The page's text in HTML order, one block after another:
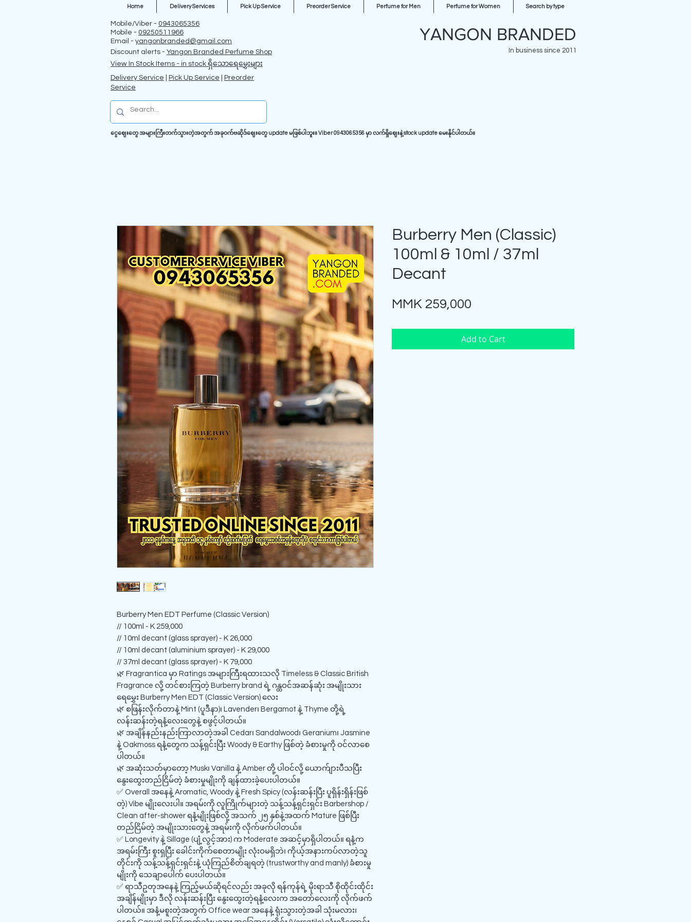
Home Delivery Services Pick Up Service Preorder Service Perfume for Men Perfume for Women Search by type
Mobile/Viber - 0943065356
Mobile - 09250511966
Email - yangonbranded@gmail.com
Discount alerts - Yangon Branded Perfume Shop
View In Stock Items - in stock ရှိသောရေမွှေးများ
Delivery Service
Pick Up Service
Preorder
Service
YANGON BRANDED
In business since 2011
ငွေဈေးတွေ အများကြီးတက်သွားတဲ့အတွက် အခုဝက်ဗဆိုဒ်ဈေးတွေ update မဖြစ်ပါဘူး။ Viber 0943065356 မှာ လက်ရှိဈေးနဲ့ stock update မေးနိုင်ပါတယ်။
Burberry Men EDT Perfume (Classic Version)
// 100ml - K 259,000
// 10ml decant (glass sprayer) - K 26,000
// 10ml decant (aluminium sprayer) - K 29,000
// 37ml decant (glass sprayer) - K 79,000
🌿 Fragrantica မှာ Ratings အများကြီးရထားသလို Timeless & Classic British
Fragrance လို့ တင်စားကြတဲ့ Burberry brand ရဲ့ ဂန္ထဝင်အဆန်ဆုံး အမျိုးသား
ရေမွှေး Burberry Men EDT (Classic Version) လေး
🌿 စဖြန်းလိုက်တာနဲ့ Mint (ပူဒီနာ)၊ Lavender၊ Bergamot နဲ့ Thyme တို့ရဲ့
လန်းဆန်းတဲ့ရနံ့လေးတွေနဲ့ စဖွင့်ပါတယ်။
🌿 အချိန်နည်းနည်းကြာလာတဲ့အခါ Cedar၊ Sandalwood၊ Geranium၊ Jasmine
နဲ့ Oakmoss ရနံ့တွေက သန့်ရှင်းပြီး Woody & Earthy ဖြစ်တဲ့ ခံစားမှုကို ဝင်လာစေ
ပါတယ်။
🌿 အဆုံးသတ်မှာတော့ Musk၊ Vanilla နဲ့ Amber တို့ ပါဝင်လို့ ယောက်ျားပီသပြီး
နွေးထွေးတည်ငြိမ်တဲ့ ခံစားမှုမျိုးကို ချန်ထားခဲ့ပေးပါတယ်။
✅ Overall အနေနဲ့ Aromatic, Woody နဲ့ Fresh Spicy (လန်းဆန်းပြီး ပူရှိန်းရှိန်းဖြစ်
တဲ့) Vibe မျိုးလေးပါ။ အရမ်းကို လူကြိုက်များတဲ့ သန့်သန့်ရှင်းရှင်း Barbershop /
Clean after-shower ရနံ့မျိုးဖြစ်လို့ အသက် ၂၅ နှစ်နဲ့အထက် Mature ဖြစ်ပြီး
တည်ငြိမ်တဲ့ အမျိုးသားတွေနဲ့ အရမ်းကို လိုက်ဖက်ပါတယ်။
✅ Longevity နဲ့ Sillage (ပျံ့လွင့်အား) က Moderate အဆင့်မှာရှိပါတယ်။ ရနံ့က
အရမ်းကြီး စူးရှပြီး ခေါင်းကိုက်စေတာမျိုး လုံးဝမရှိဘဲ၊ ကိုယ့်အနားကပ်လာတဲ့သူ
တိုင်းကို သန့်သန့်ရှင်းရှင်းနဲ့ ယုံကြည်စိတ်ချရတဲ့ (trustworthy and manly) ခံစားမှု
မျိုးကို သေချာပေါက် ပေးပါတယ်။
✅ ရာသီဥတုအနေနဲ့ ကြည့်မယ်ဆိုရင်လည်း အခုလို ရန်ကုန်ရဲ့ မိုးရာသီ စိုထိုင်းထိုင်း
အချိန်မျိုးမှာ ဒီလို လန်းဆန်းပြီး နွေးထွေးတဲ့ရနံ့လေးက အတော်လေးကို လိုက်ဖက်
ပါတယ်။ အနံ့မစူးတဲ့အတွက် Office wear အနေနဲ့ ရုံးသွားတဲ့အခါ သုံးမလား၊
Burberry Men (Classic)
100ml & 10ml / 37ml
Decant
MMK 259,000
Add to Cart